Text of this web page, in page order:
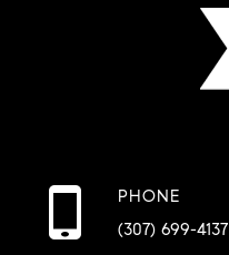
PHONE
(307) 699-4137